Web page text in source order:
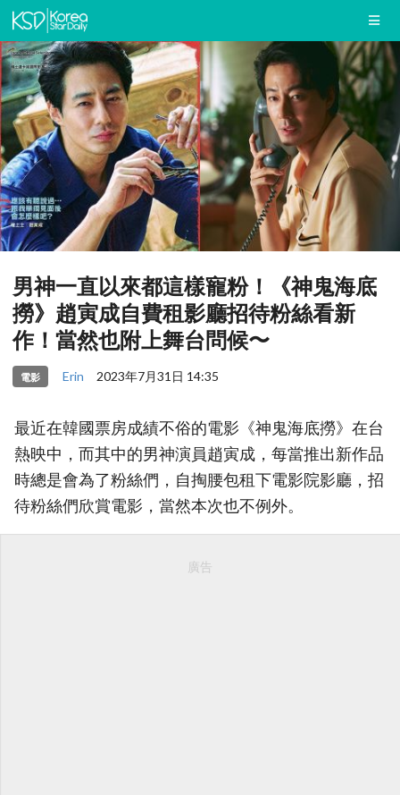
男神一直以來都這樣寵粉！《神鬼海底
撈》趙寅成自費租影廳招待粉絲看新
作！當然也附上舞台問候〜
電影 Erin 2023年7月31日 14:35
最近在韓國票房成績不俗的電影《神鬼海底撈》在台
熱映中，而其中的男神演員趙寅成，每當推出新作品
時總是會為了粉絲們，自掏腰包租下電影院影廳，招
待粉絲們欣賞電影，當然本次也不例外。
廣告